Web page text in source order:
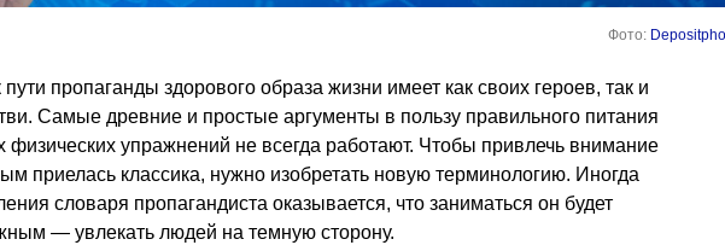
Фото:
пропаганды здорового образа жизни имеет как своих героев, так и
Самые древние и простые аргументы в пользу правильного питания
физических упражнений не всегда работают. Чтобы привлечь внимание
приелась классика, нужно изобретать новую терминологию. Иногда
словаря пропагандиста оказывается, что заниматься он будет
— увлекать людей на темную сторону.